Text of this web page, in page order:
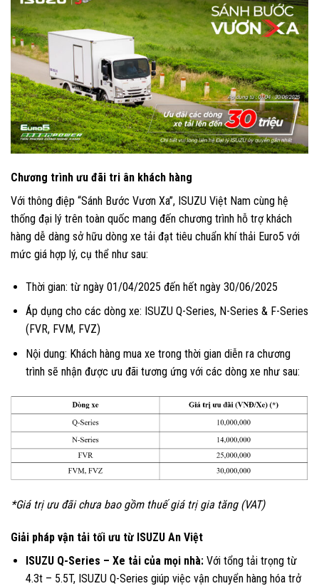
Chương trình ưu đãi tri ân khách hàng
Với thông điệp “Sánh Bước Vươn Xa”, ISUZU Việt Nam cùng hệ
thống đại lý trên toàn quốc mang đến chương trình hỗ trợ khách
hàng dễ dàng sở hữu dòng xe tải đạt tiêu chuẩn khí thải Euro5 với
mức giá hợp lý, cụ thể như sau:
Thời gian: từ ngày 01/04/2025 đến hết ngày 30/06/2025
Áp dụng cho các dòng xe: ISUZU Q-Series, N-Series & F-Series
(FVR, FVM, FVZ)
Nội dung: Khách hàng mua xe trong thời gian diễn ra chương
trình sẽ nhận được ưu đãi tương ứng với các dòng xe như sau:
*Giá trị ưu đãi chưa bao gồm thuế giá trị gia tăng (VAT)
Giải pháp vận tải tối ưu từ ISUZU An Việt
ISUZU Q-Series – Xe tải của mọi nhà:Với tổng tải trọng từ
4.3t – 5.5T, ISUZU Q-Series giúp việc vận chuyển hàng hóa trở